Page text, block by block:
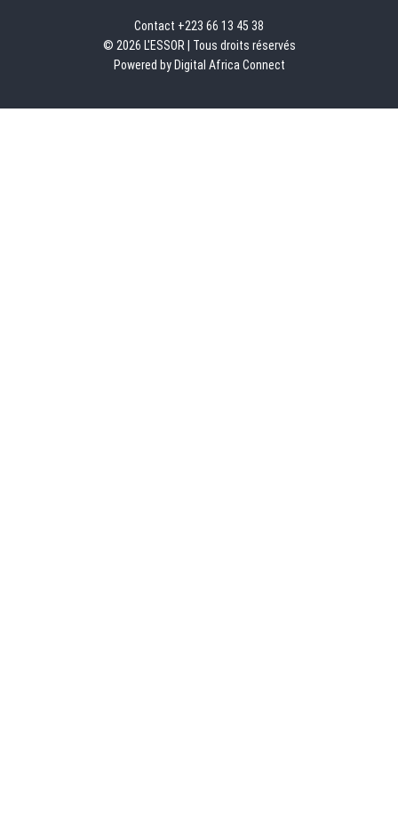
Contact +223 66 13 45 38
© 2026 L'ESSOR | Tous droits réservés
Powered by Digital Africa Connect